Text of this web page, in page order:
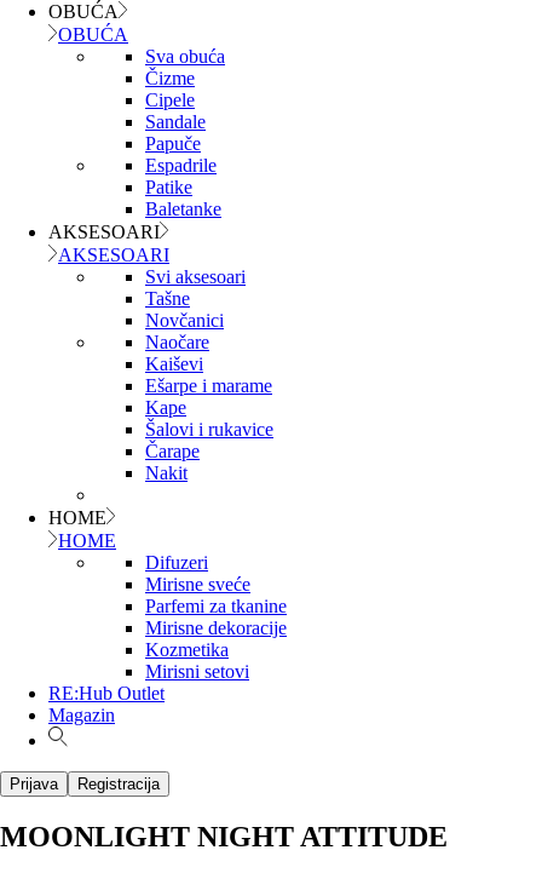
OBUĆA
OBUĆA
Sva obuća
Čizme
Cipele
Sandale
Papuče
Espadrile
Patike
Baletanke
AKSESOARI
AKSESOARI
Svi aksesoari
Tašne
Novčanici
Naočare
Kaiševi
Ešarpe i marame
Kape
Šalovi i rukavice
Čarape
Nakit
HOME
HOME
Difuzeri
Mirisne sveće
Parfemi za tkanine
Mirisne dekoracije
Kozmetika
Mirisni setovi
RE:Hub Outlet
Magazin
Prijava Registracija
MOONLIGHT NIGHT ATTITUDE